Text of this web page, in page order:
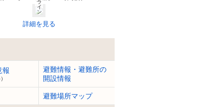
ラ
イ
ン
詳細を見る
報
避難情報・避難所の
開設情報
避難場所マップ